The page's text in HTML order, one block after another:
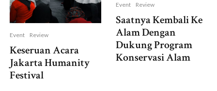
Event Review
Keseruan Acara
Jakarta Humanity
Festival
Event Review
Saatnya Kembali Ke
Alam Dengan
Dukung Program
Konservasi Alam